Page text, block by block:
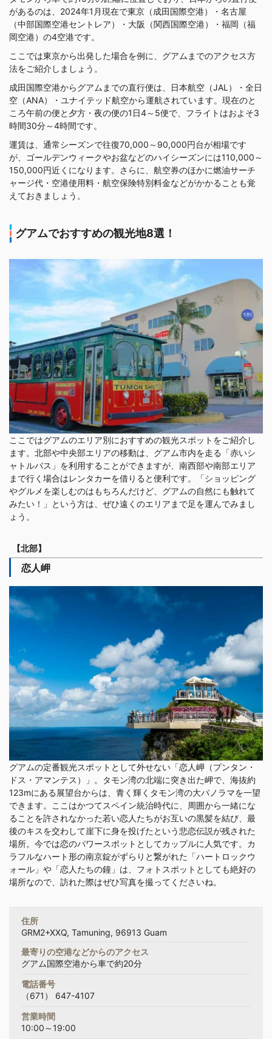
があるのは、2024年1月現在で東京（成田国際空港）・名古屋
（中部国際空港セントレア）・大阪（関西国際空港）・福岡（福
岡空港）の4空港です。
ここでは東京から出発した場合を例に、グアムまでのアクセス方
法をご紹介しましょう。
成田国際空港からグアムまでの直行便は、日本航空（JAL）・全日
空（ANA）・ユナイテッド航空から運航されています。現在のと
ころ午前の便と夕方・夜の便の1日4～5便で、フライトはおよそ3
時間30分～4時間です。
運賃は、通常シーズンで往復70,000～90,000円台が相場です
が、ゴールデンウィークやお盆などのハイシーズンには110,000～
150,000円近くになります。さらに、航空券のほかに燃油サーチ
ャージ代・空港使用料・航空保険特別料金などがかかることも覚
えておきましょう。
グアムでおすすめの観光地8選！
ここではグアムのエリア別におすすめの観光スポットをご紹介し
ます。北部や中央部エリアの移動は、グアム市内を走る「赤いシ
ャトルバス」を利用することができますが、南西部や南部エリア
まで行く場合はレンタカーを借りると便利です。「ショッピング
やグルメを楽しむのはもちろんだけど、グアムの自然にも触れて
みたい！」という方は、ぜひ遠くのエリアまで足を運んでみまし
ょう。
【北部】
恋人岬
グアムの定番観光スポットとして外せない「恋人岬（プンタン・
ドス・アマンテス）」。タモン湾の北端に突き出た岬で、海抜約
123mにある展望台からは、青く輝くタモン湾の大パノラマを一望
できます。ここはかつてスペイン統治時代に、周囲から一緒にな
ることを許されなかった若い恋人たちがお互いの黒髪を結び、最
後のキスを交わして崖下に身を投げたという悲恋伝説が残された
場所。今では恋のパワースポットとしてカップルに人気です。カ
ラフルなハート形の南京錠がずらりと繋がれた「ハートロックウ
ォール」や「恋人たちの鐘」は、フォトスポットとしても絶好の
場所なので、訪れた際はぜひ写真を撮ってくださいね。
住所
GRM2+XXQ, Tamuning, 96913 Guam
最寄りの空港などからのアクセス
グアム国際空港から車で約20分
電話番号
（671） 647-4107
営業時間
10:00～19:00